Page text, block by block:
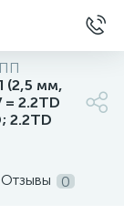
(2,5 мм,
= 2.2TD
2.2TD
Отзывы 0